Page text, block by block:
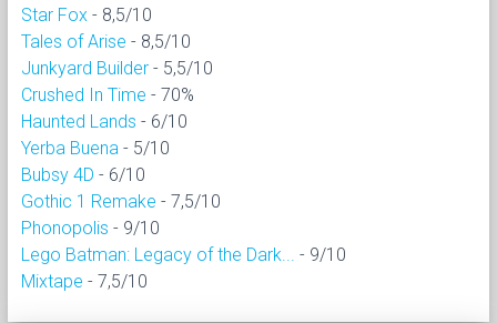
Star Fox - 8,5/10
Tales of Arise - 8,5/10
Junkyard Builder - 5,5/10
Crushed In Time - 70%
Haunted Lands - 6/10
Yerba Buena - 5/10
Bubsy 4D - 6/10
Gothic 1 Remake - 7,5/10
Phonopolis - 9/10
Lego Batman: Legacy of the Dark...
- 9/10
Mixtape - 7,5/10